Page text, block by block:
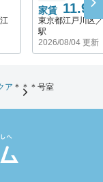
家賃 11.9 万
東京都江戸川区
駅
2026/08/04 更新
ア ＊＊＊号室